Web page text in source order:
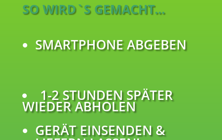
SO WIRD`S GEMACHT...
SMARTPHONE ABGEBEN
1-2 STUNDEN SPÄTER
WIEDER ABHOLEN
GERÄT EINSENDEN &